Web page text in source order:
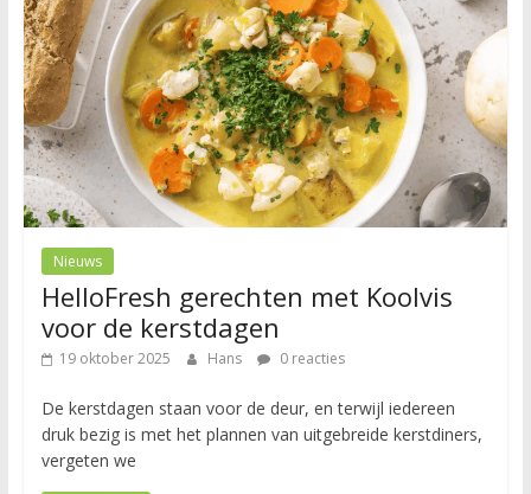
Nieuws
HelloFresh gerechten met Koolvis
voor de kerstdagen
19 oktober 2025 Hans 0 reacties
De kerstdagen staan voor de deur, en terwijl iedereen
druk bezig is met het plannen van uitgebreide kerstdiners,
vergeten we